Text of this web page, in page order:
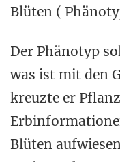
Blüten (
Der Phänotyp
was ist mit den
kreuzte er
Blüten